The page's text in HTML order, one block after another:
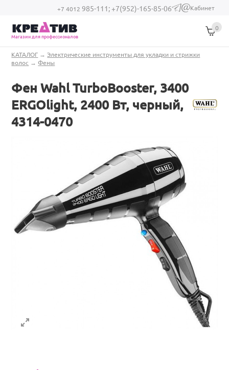
Перейти к основному содержанию
+7 4012 985-111;+7(952)-165-85-06
(link sends e-
Кабинет
Магазин для профессионалов
0
Вы здесь
КАТАЛОГ →Электрические инструменты для укладки и стрижки
волос →Фены
Фен Wahl TurboBooster, 3400
ERGOlight, 2400 Вт, черный,
4314-0470